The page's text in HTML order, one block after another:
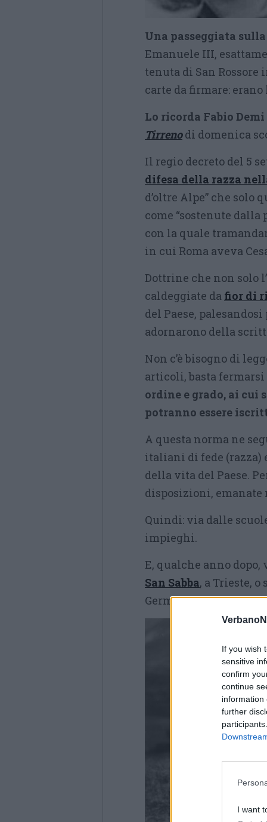
If you wish
sensitive
confirm
continue
information
further
I want
Una passeggiata
Emanuele III,
tenuta di San
carte da firmare:
Lo ricorda Fabio Demi
Tirrenodi domenica
Il regio decreto del 5
difesa della razza
d’oltre Alpe” che solo
come “sostenute
con la quale
in cui Roma aveva
Dottrine che non solo
caldeggiate da fior di
del Paese,
adornarono della
Non c’è bisogno di
articoli, basta fermarsi
ordine e grado, ai cui
potranno essere
A questa norma ne
italiani di fede (razza)
della vita del Paese.
disposizioni, emanate
Quindi: via dalle
impieghi.
E, qualche anno
San Sabba, a Trieste,
Germania, anche qui